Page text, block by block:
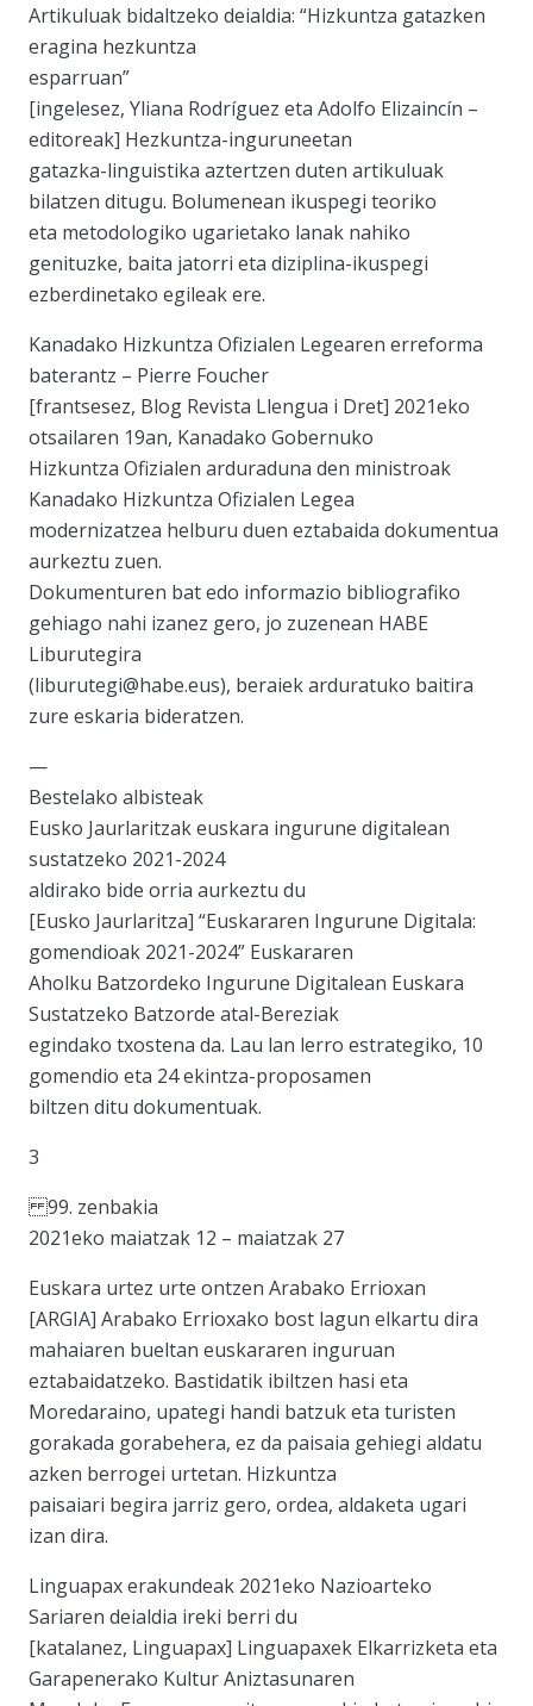
Artikuluak bidaltzeko deialdia: “Hizkuntza gatazken
eragina hezkuntza
esparruan”
[ingelesez, Yliana Rodríguez eta Adolfo Elizaincín –
editoreak] Hezkuntza-inguruneetan
gatazka-linguistika aztertzen duten artikuluak
bilatzen ditugu. Bolumenean ikuspegi teoriko
eta metodologiko ugarietako lanak nahiko
genituzke, baita jatorri eta diziplina-ikuspegi
ezberdinetako egileak ere.
Kanadako Hizkuntza Ofizialen Legearen erreforma
baterantz – Pierre Foucher
[frantsesez, Blog Revista Llengua i Dret] 2021eko
otsailaren 19an, Kanadako Gobernuko
Hizkuntza Ofizialen arduraduna den ministroak
Kanadako Hizkuntza Ofizialen Legea
modernizatzea helburu duen eztabaida dokumentua
aurkeztu zuen.
Dokumenturen bat edo informazio bibliografiko
gehiago nahi izanez gero, jo zuzenean HABE
Liburutegira
(liburutegi@habe.eus), beraiek arduratuko baitira
zure eskaria bideratzen.
—
Bestelako albisteak
Eusko Jaurlaritzak euskara ingurune digitalean
sustatzeko 2021-2024
aldirako bide orria aurkeztu du
[Eusko Jaurlaritza] “Euskararen Ingurune Digitala:
gomendioak 2021-2024” Euskararen
Aholku Batzordeko Ingurune Digitalean Euskara
Sustatzeko Batzorde atal-Bereziak
egindako txostena da. Lau lan lerro estrategiko, 10
gomendio eta 24 ekintza-proposamen
biltzen ditu dokumentuak.
3
99. zenbakia
2021eko maiatzak 12 – maiatzak 27
Euskara urtez urte ontzen Arabako Errioxan
[ARGIA] Arabako Errioxako bost lagun elkartu dira
mahaiaren bueltan euskararen inguruan
eztabaidatzeko. Bastidatik ibiltzen hasi eta
Moredaraino, upategi handi batzuk eta turisten
gorakada gorabehera, ez da paisaia gehiegi aldatu
azken berrogei urtetan. Hizkuntza
paisaiari begira jarriz gero, ordea, aldaketa ugari
izan dira.
Linguapax erakundeak 2021eko Nazioarteko
Sariaren deialdia ireki berri du
[katalanez, Linguapax] Linguapaxek Elkarrizketa eta
Garapenerako Kultur Aniztasunaren